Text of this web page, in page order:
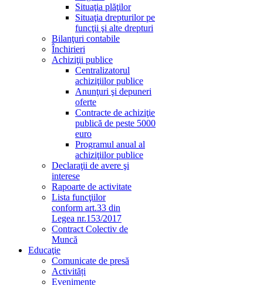
Situaţia plăţilor
Situaţia drepturilor pe
funcţii şi alte drepturi
Bilanţuri contabile
Închirieri
Achiziţii publice
Centralizatorul
achiziţiilor publice
Anunţuri şi depuneri
oferte
Contracte de achiziţie
publică de peste 5000
euro
Programul anual al
achiziţiilor publice
Declaraţii de avere şi
interese
Rapoarte de activitate
Lista funcţiilor
conform art.33 din
Legea nr.153/2017
Contract Colectiv de
Muncă
Educaţie
Comunicate de presă
Activități
Evenimente